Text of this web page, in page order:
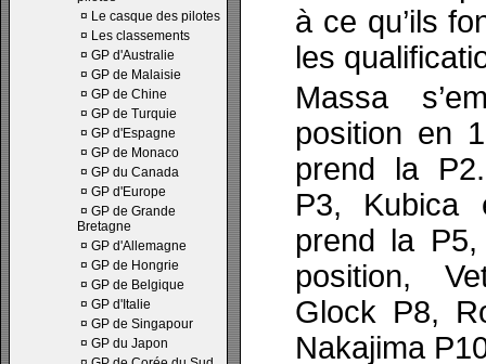
¤ Le casque des pilotes
¤ Les classements
¤ GP d'Australie
¤ GP de Malaisie
¤ GP de Chine
¤ GP de Turquie
¤ GP d'Espagne
¤ GP de Monaco
¤ GP du Canada
¤ GP d'Europe
¤ GP de Grande
Bretagne
¤ GP d'Allemagne
¤ GP de Hongrie
¤ GP de Belgique
¤ GP d'Italie
¤ GP de Singapour
¤ GP du Japon
à ce qu’ils
les
Massa
position en
prend la
P3, Kubica
prend la
position,
Glock P8,
Nakajima